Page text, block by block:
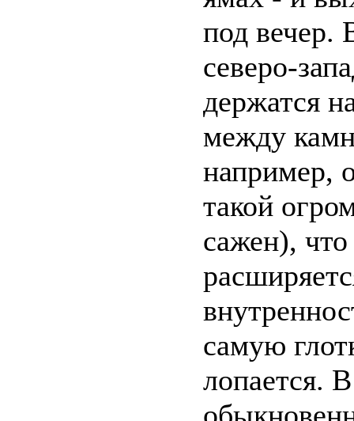
под вечер.
северо-
держатся
между
например,
такой
сажен),
самую
лопается.